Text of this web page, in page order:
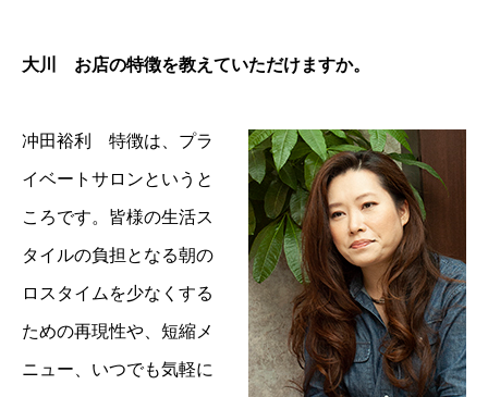
大川 お店の特徴を教えていただけますか。
冲田裕利 特徴は、プラ
イベートサロンというと
ころです。皆様の生活ス
タイルの負担となる朝の
ロスタイムを少なくする
ための再現性や、短縮メ
ニュー、いつでも気軽に